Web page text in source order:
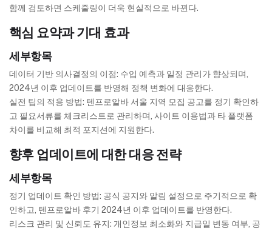
함께 검토하면 스케줄링이 더욱 현실적으로 바뀐다.
핵심 요약과 기대 효과
세부항목
데이터 기반 의사결정의 이점: 수입 예측과 일정 관리가 향상되며,
2024년 이후 업데이트를 반영해 정책 변화에 대응한다.
실전 팁의 적용 방법: 텐프로알바 서울 지역 모집 공고를 정기 확인하
고 필요서류를 체크리스트로 관리하며, 사이트 이용법과 타 플랫폼
차이를 비교해 최적 포지션에 지원한다.
향후 업데이트에 대한 대응 전략
세부항목
정기 업데이트 확인 방법: 공식 공지와 알림 설정으로 주기적으로 확
인하고, 텐프로알바 후기 2024년 이후 업데이트를 반영한다.
리스크 관리 및 신뢰도 유지: 개인정보 최소화와 지급일 변동 여부, 공